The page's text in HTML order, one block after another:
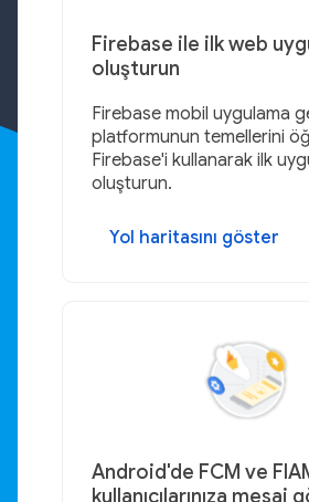
Firebase ile ilk web
oluşturun
Firebase mobil uygulama
platformunun temellerini
Firebase'i kullanarak ilk
oluşturun.
Yol haritasını göster
Android'de FCM ve
kullanıcılarınıza mesaj